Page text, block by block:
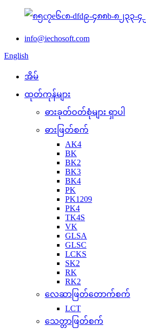
info@iechosoft.com
English
အိမ်
ထုတ်ကုန်များ
ဓားခုတ်ဝတ်စုံများ ရှာပါ
ဓားဖြတ်စက်
AK4
BK
BK2
BK3
BK4
PK
PK1209
PK4
TK4S
VK
GLSA
GLSC
LCKS
SK2
RK
RK2
လေဆာဖြတ်တောက်စက်
LCT
သေတ္တာဖြတ်စက်